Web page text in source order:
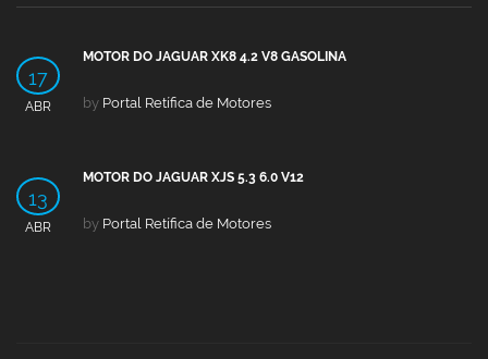
17
ABR
MOTOR DO JAGUAR XK8 4.2 V8 GASOLINA
by Portal Retífica de Motores
13
ABR
MOTOR DO JAGUAR XJS 5.3 6.0 V12
by Portal Retífica de Motores